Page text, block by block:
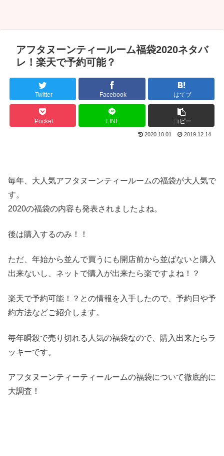
アフタヌーンティールーム福袋2020ネタバ
レ！楽天で予約可能？
Twitter Facebook はてブ
Pocket LINE コピー
2020.10.01 2019.12.14
毎年、大人気アフタヌーンティールームの福袋が大人気で
す。
2020の福袋の内容も発表されましたよね。
後は購入するのみ！！
ただ、年始から並んで買うにも開店前から並ばないと購入
出来ないし、ネットで購入が出来たら楽ですよね！？
楽天で予約可能！？との情報を入手したので、予約日や予
約方法などご紹介します。
毎年瞬殺で売り切れる人気の福袋なので、購入出来たらラ
ッキーです。
アフタヌーンティーティールームの福袋について徹底的に
大調査！